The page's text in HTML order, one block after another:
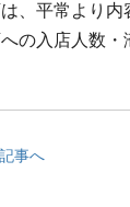
は、平常より内
への入店人数
事へ